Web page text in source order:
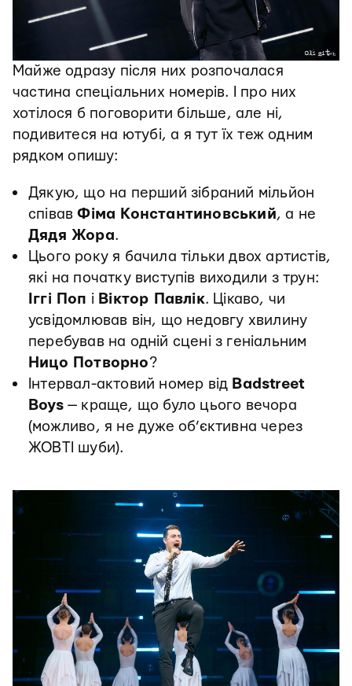
Майже одразу після них розпочалася
частина спеціальних номерів. І про них
хотілося б поговорити більше, але ні,
подивитеся на ютубі, а я тут їх теж одним
рядком опишу:
Дякую, що на перший зібраний мільйон
співавФіма Константиновський, а не
Дядя Жора.
Цього року я бачила тільки двох артистів,
які на початку виступів виходили з трун:
Іггі Поп і Віктор Павлік. Цікаво, чи
усвідомлював він, що недовгу хвилину
перебував на одній сцені з геніальним
Ницо Потворно?
Інтервал-актовий номер від Badstreet
Boys— краще, що було цього вечора
(можливо, я не дуже об’єктивна через
ЖОВТІ шуби).